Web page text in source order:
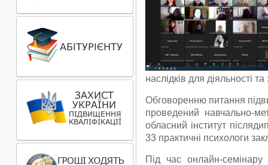
наслідків для діяльності
Обговоренню питання
проведений навчально-
обласний інститут
33 практичні психологи
Під час онлайн-